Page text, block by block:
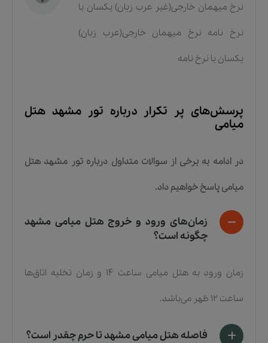
نرخ میهمان خارجی(غیر عرب زبان) یکسان با
نرخ نامه نرخ میهمان خارجی(عرب زبان)
یکسان با نرخ نامه
پرسش‌های پر تکرار درباره تور مشهد هتل
میامی
در ادامه به برخی از سوالات متداول دربارهتور مشهد هتل
میامی پاسخ خواهیم داد.
زمان‌های ورود و خروج هتل میامی مشهد
چگونه است؟
زمان ورود به هتل میامی ساعت 14 و زمان تخلیه اتاق‌ها
ساعت 12 ظهر می‌باشد.
فاصله هتل میامی مشهد تا حرم چقدر است؟